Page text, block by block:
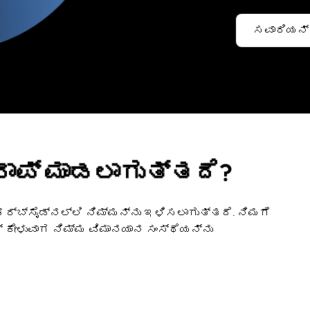
ಮಾಡಲಾಗುತ್ತದೆ?
ಕರ್ಬ್‌ಸೈಡ್‌ನಲ್ಲಿ ನಿಮ್ಮನ್ನು ಇಳಿಸಲಾಗುತ್ತದೆ. ನಿಮಗೆ
ನಿಮ್ಮ ವಿಮಾನಯಾನ ಸಂಸ್ಥೆಯನ್ನು